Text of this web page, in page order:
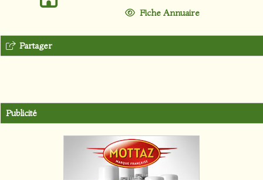
Fiche Annuaire
Partager
Publicité